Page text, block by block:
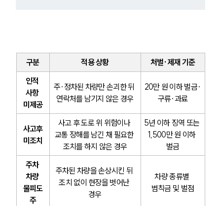
구분 적용 상황
처벌·제재 기준
인적
사항
미제공
주·정차된 차량만 손괴한 뒤
연락처를 남기지 않은 경우
20만 원 이하 벌금·
구류·과료
사고후
미조치
사고 후 도로 위 위험이나
교통 장해를 남긴 채 필요한
조치를 하지 않은 경우
5년 이하 징역 또는
1,500만 원 이하
벌금
주차
차량
물피도
주
주차된 차량을 손상시킨 뒤
조치 없이 현장을 벗어난
경우
차량 종류별
범칙금 및 벌점